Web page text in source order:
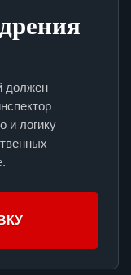
должен
и логику